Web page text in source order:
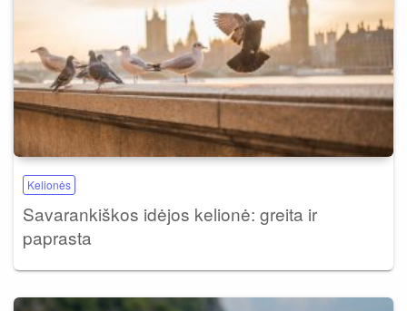
Kelionės
Savarankiškos idėjos kelionė: greita ir
paprasta